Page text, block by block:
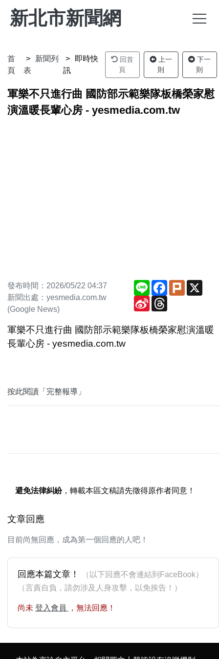
新北市新聞網
首
頁
新聞列
表
即時快
訊
回首
頁
上一
則
下一
則
軍樂不只進行曲 國防部示範樂隊板橋榮家慰
演溫暖長輩心房 - yesmedia.com.tw
發布時間：2026/05/22 04:37
新聞出處：yesmedia.com.tw
(Google News)
Line Facebook
PlurkX
Sina
Weibo
Threads
軍樂不只進行曲 國防部示範樂隊板橋榮家慰演溫暖
長輩心房 - yesmedia.com.tw
按此閱讀「完整報導」
避免法律糾紛，轉載本區文稿請先徵得原作者同意！
文章回應
目前尚無回應，成為第一個回應的人吧！
回應本篇文章！
（以下回應不會連結到FaceBook）
（言責自負，請勿涉及人身攻擊，以免挨告！）
尚未 登入會員 ，無法回應！